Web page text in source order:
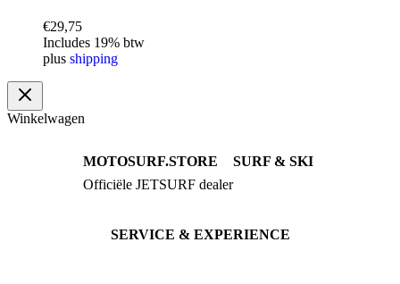
€29,75
Includes 19% btw
plus shipping
Winkelwagen
MOTOSURF.STORE
Officiële JETSURF dealer
SURF & SKI
JETSURF Boards
SERVICE & EXPERIENCE